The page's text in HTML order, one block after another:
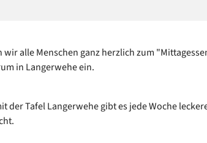
alle Menschen ganz herzlich zum
in Langerwehe ein.
der Tafel Langerwehe gibt es jede Woche